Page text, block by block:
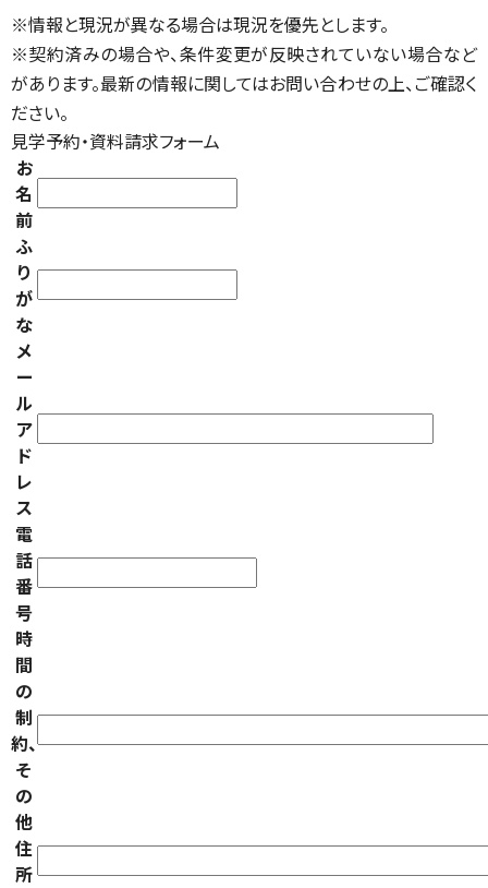
※情報と現況が異なる場合は現況を優先とします。
※契約済みの場合や、条件変更が反映されていない場合など
があります。最新の情報に関してはお問い合わせの上、ご確認く
ださい。
見学予約・資料請求フォーム
お
名
前
ふ
り
が
な
メ
ー
ル
ア
ド
レ
ス
電
話
番
号
時
間
の
制
約、
そ
の
他
住
所